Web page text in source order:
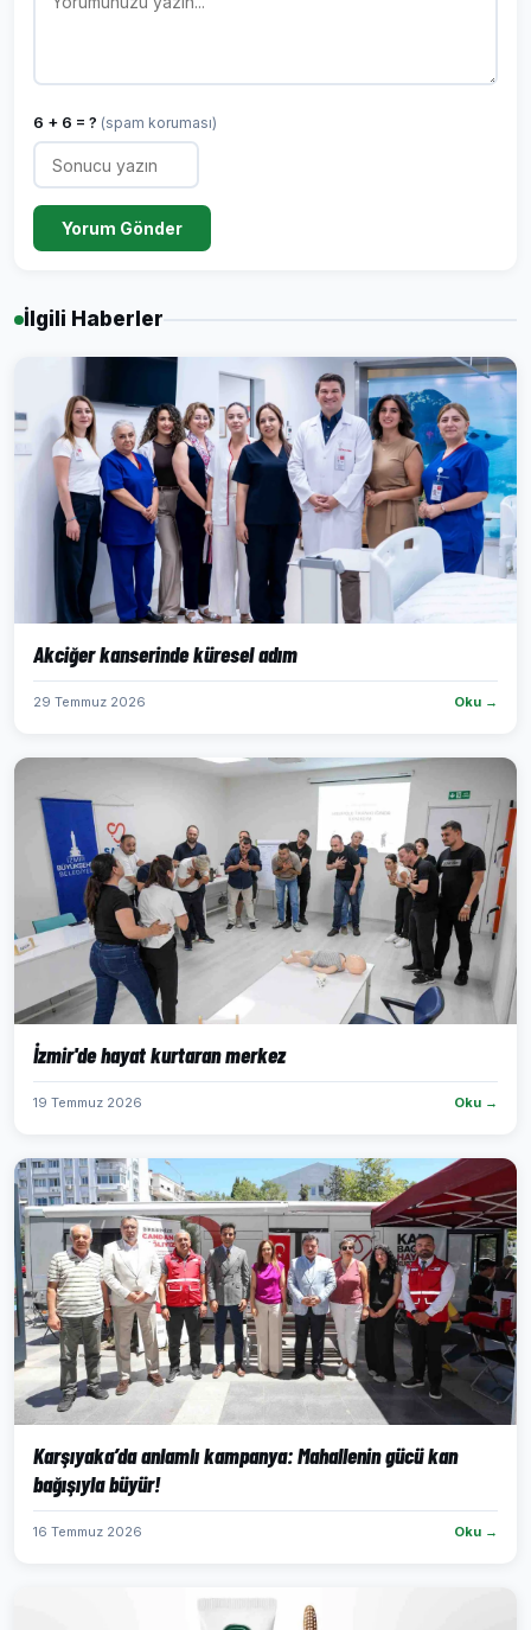
6 + 6 = ? (spam koruması)
Yorum Gönder
İlgili Haberler
Akciğer kanserinde küresel adım
29 Temmuz 2026 Oku →
İzmir'de hayat kurtaran merkez
19 Temmuz 2026 Oku →
Karşıyaka’da anlamlı kampanya: Mahallenin gücü kan
bağışıyla büyür!
16 Temmuz 2026 Oku →